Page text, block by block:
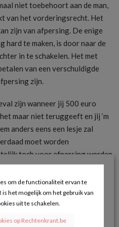
niet toebehoort aan de man,
van het vorderingsrecht. Het
zijn van afpersing. De enige
hard te maken, is door naar de
in te schakelen. Het met
van een verschuldigde
zijn.
zijn wanneer jij 500 euro
maar niet teruggeeft en jij ‘m
anders eens een lesje zal
moet worden
toch voor afpersing worden
wie jij de facturen niet
Ook dat kan dan afpersing zijn.
om de functionaliteit ervan te
is het mogelijk om het gebruik van
uit te schakelen.
op Rechtenkrant.be